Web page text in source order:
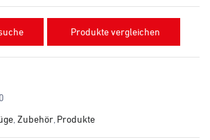
Produkte vergleichen
Zubehör Produkte